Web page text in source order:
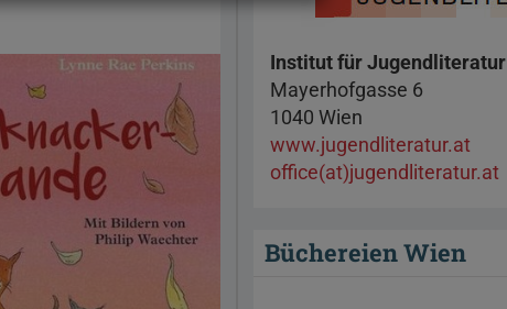
Institut für Jugendliteratur
Mayerhofgasse 6
1040 Wien
www.jugendliteratur.at
office(at)jugendliteratur.at
Büchereien Wien